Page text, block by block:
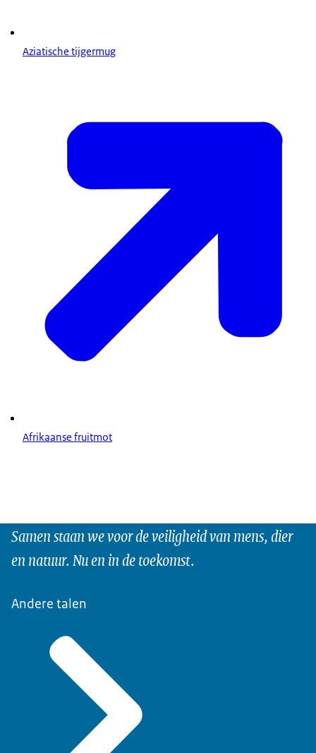
Aziatische tijgermug
Afrikaanse fruitmot
Samen staan we voor de veiligheid van mens, dier
en natuur. Nu en in de toekomst.
Andere talen